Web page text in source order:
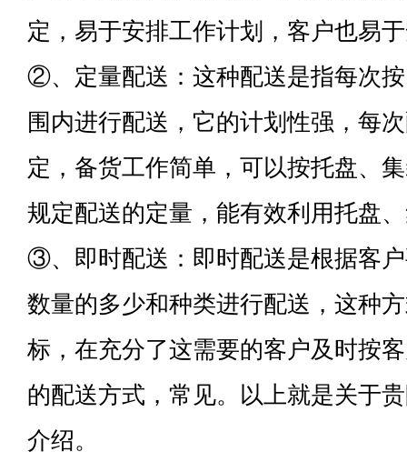
定，易于安排工作计划，客户也易
②、定量配送：这种配送是指每次
围内进行配送，它的计划性强，每
定，备货工作简单，可以按托盘、
规定配送的定量，能有效利用托盘
③、即时配送：即时配送是根据客
数量的多少和种类进行配送，这种
标，在充分了这需要的客户及时按
的配送方式，常见。以上就是关于
介绍。